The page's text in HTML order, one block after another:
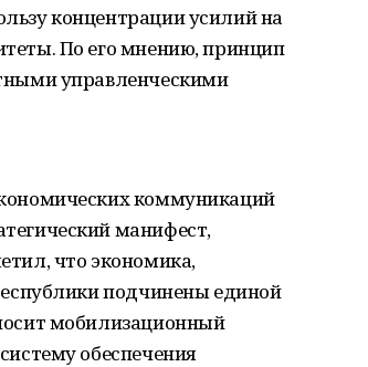
концентрации усилий на
По его мнению, принцип
управленческими
коммуникаций
манифест,
что экономика,
подчинены единой
мобилизационный
обеспечения